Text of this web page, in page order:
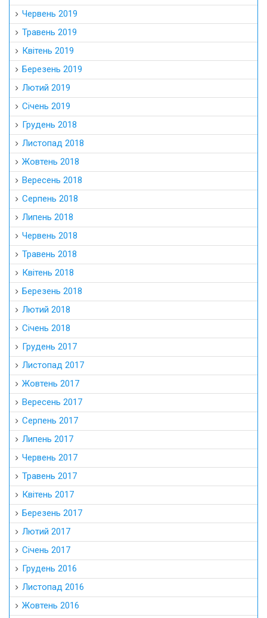
Червень 2019
Травень 2019
Квітень 2019
Березень 2019
Лютий 2019
Січень 2019
Грудень 2018
Листопад 2018
Жовтень 2018
Вересень 2018
Серпень 2018
Липень 2018
Червень 2018
Травень 2018
Квітень 2018
Березень 2018
Лютий 2018
Січень 2018
Грудень 2017
Листопад 2017
Жовтень 2017
Вересень 2017
Серпень 2017
Липень 2017
Червень 2017
Травень 2017
Квітень 2017
Березень 2017
Лютий 2017
Січень 2017
Грудень 2016
Листопад 2016
Жовтень 2016